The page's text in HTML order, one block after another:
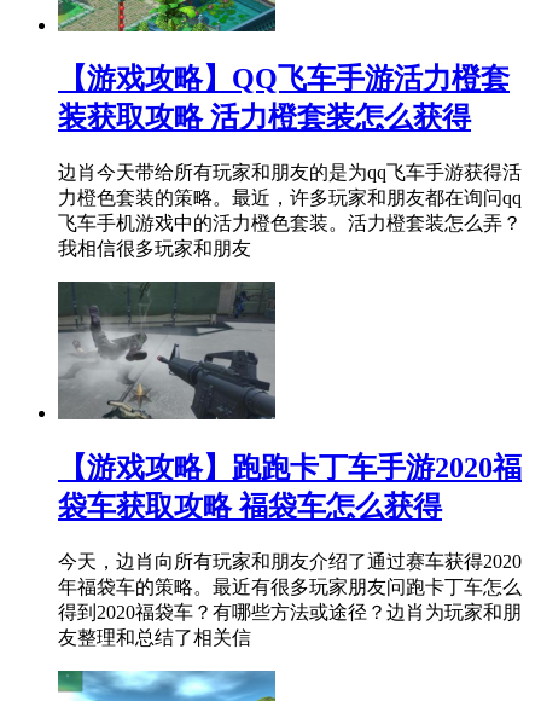
【游戏攻略】QQ飞车手游活力橙套
装获取攻略 活力橙套装怎么获得
边肖今天带给所有玩家和朋友的是为qq飞车手游获得活
力橙色套装的策略。最近，许多玩家和朋友都在询问qq
飞车手机游戏中的活力橙色套装。活力橙套装怎么弄？
我相信很多玩家和朋友
【游戏攻略】跑跑卡丁车手游2020福
袋车获取攻略 福袋车怎么获得
今天，边肖向所有玩家和朋友介绍了通过赛车获得2020
年福袋车的策略。最近有很多玩家朋友问跑卡丁车怎么
得到2020福袋车？有哪些方法或途径？边肖为玩家和朋
友整理和总结了相关信